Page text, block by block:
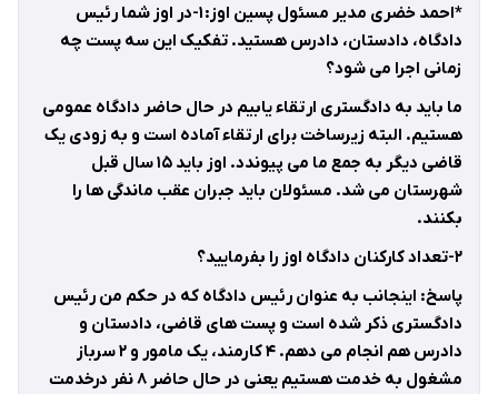
*احمد خضری مدیر مسئول پسین اوز: ۱-در اوز شما رئیس
دادگاه، دادستان، دادرس هستید. تفکیک این سه پست چه
زمانی اجرا می شود؟
ما باید به دادگستری ارتقاء یابیم در حال حاضر دادگاه عمومی
هستیم. البته زیرساخت برای ارتقاء آماده است و به زودی یک
قاضی دیگر به جمع ما می پیوندد. اوز باید ۱۵ سال قبل
شهرستان می شد. مسئولان باید جبران عقب ماندگی ها را
بکنند.
۲-تعداد کارکنان دادگاه اوز را بفرمایید؟
پاسخ: اینجانب به عنوان رئیس دادگاه که در حکم من رئیس
دادگستری ذکر شده است و پست های قاضی، دادستان و
دادرس هم انجام می دهم. ۴ کارمند، یک مامور و ۲ سرباز
مشغول به خدمت هستیم یعنی در حال حاضر ۸ نفر درخدمت